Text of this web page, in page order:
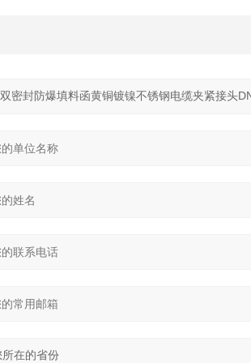
52.8～63 57～74 19 0.3 0.81
59.167.9